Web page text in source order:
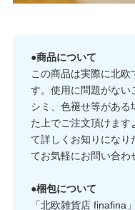
●商品について
この商品は実際に北
す。使用に問題がない
シミ、色褪せ等があ
た上でご注文頂けます
て詳しくお知りになり
てお気軽にお問い合わ
●梱包について
「北欧雑貨店 finafina